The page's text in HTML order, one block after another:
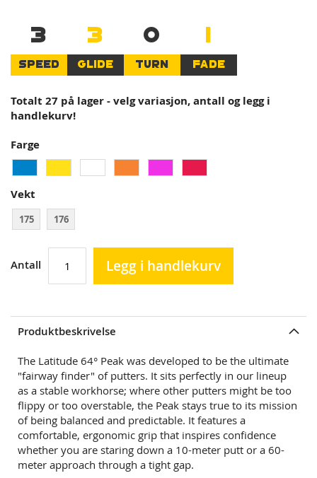
3
SPEED
3
GLIDE
0
TURN
1
FADE
Totalt 27 på lager - velg variasjon, antall og legg i
handlekurv!
Farge
Vekt
175 176
Antall Legg i handlekurv
Produktbeskrivelse
The Latitude 64° Peak was developed to be the ultimate
"fairway finder" of putters. It sits perfectly in our lineup
as a stable workhorse; where other putters might be too
flippy or too overstable, the Peak stays true to its mission
of being balanced and predictable. It features a
comfortable, ergonomic grip that inspires confidence
whether you are staring down a 10-meter putt or a 60-
meter approach through a tight gap.